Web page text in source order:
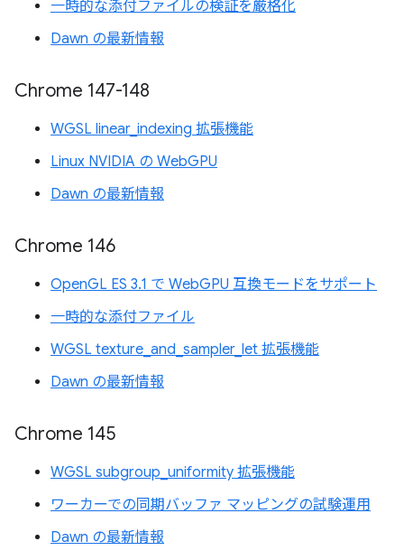
一時的な添付ファイルの検証を厳格化
Dawn の最新情報
Chrome 147-148
WGSL linear_indexing 拡張機能
Linux NVIDIA の WebGPU
Dawn の最新情報
Chrome 146
OpenGL ES 3.1 で WebGPU 互換モードをサポート
一時的な添付ファイル
WGSL texture_and_sampler_let 拡張機能
Dawn の最新情報
Chrome 145
WGSL subgroup_uniformity 拡張機能
ワーカーでの同期バッファ マッピングの試験運用
Dawn の最新情報